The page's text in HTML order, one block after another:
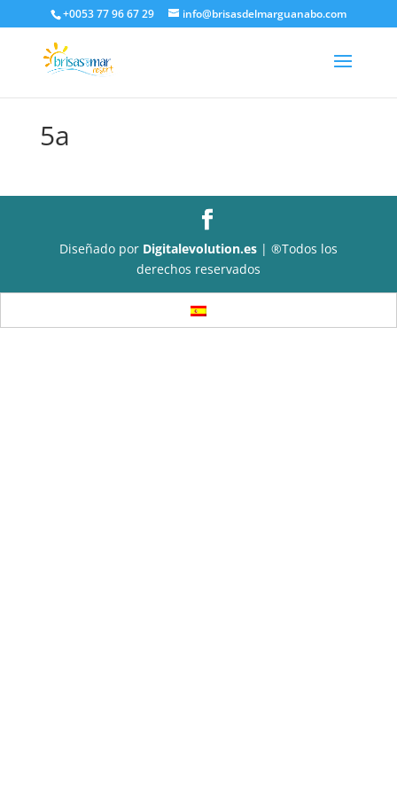
+0053 77 96 67 29 info@brisasdelmarguanabo.com
5a
Diseñado por Digitalevolution.es| ®Todos los
derechos reservados